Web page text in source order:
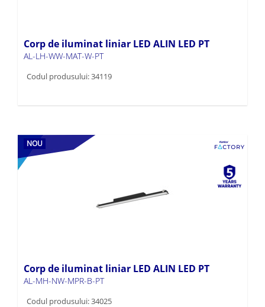
Corp de iluminat liniar LED ALIN LED PT
AL-LH-WW-MAT-W-PT
Codul produsului: 34119
NOU
Corp de iluminat liniar LED ALIN LED PT
AL-MH-NW-MPR-B-PT
Codul produsului: 34025